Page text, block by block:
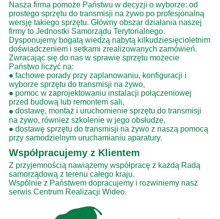
Nasza firma pomoże Państwu w decyzji o wyborze: od
prostego sprzętu do transmisji na żywo po profesjonalną
wersję takiego sprzętu. Główny obszar działania naszej
firmy to Jednostki Samorządu Terytorialnego.
Dysponujemy bogatą wiedzą nabytą kilkudziesięcioletnim
doświadczeniem i setkami zrealizowanych zamówień.
Zwracając się do nas w sprawie sprzętu możecie
Państwo liczyć na:
• fachowe porady przy zaplanowaniu, konfiguracji i
wyborze sprzętu do transmisji na żywo,
• pomoc w zaprojektowaniu instalacji połączeniowej
przed budową lub remontem sali,
• dostawę, montaż i uruchomienie sprzętu do transmisji
na żywo, również szkolenie w jego obsłudze,
• dostawę sprzętu do transmisji na żywo z naszą pomocą
przy samodzielnym uruchamianiu aparatury.
Współpracujemy z Klientem
Z przyjemnością nawiążemy współpracę z każdą Radą
samorządową z terenu całego kraju.
Wspólnie z Państwem dopracujemy i rozwiniemy nasz
serwis Centrum Realizacji Wideo.